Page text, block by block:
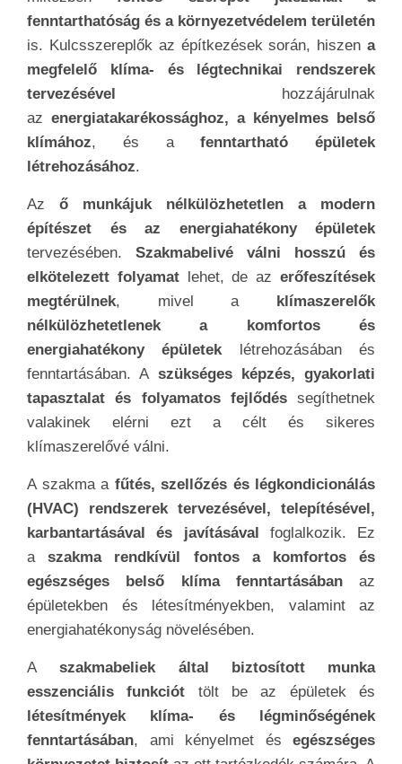
A szakma afűtés, szellőzés és légkondicionálás
(HVAC) rendszerek tervezésével, telepítésével,
karbantartásával és javításávalfoglalkozik. Ez
aszakma rendkívül fontos a komfortos és
egészséges belső klíma fenntartásábanaz
épületekben és létesítményekben, valamint az
energiahatékonyság növelésében.
Aszakmabeliek által biztosított munka
esszenciális funkcióttölt be az épületek és
létesítmények klíma- és légminőségének
fenntartásában, ami kényelmet ésegészséges
környezetet biztosítaz ott tartózkodók számára. A
klímaszerelők munkája nélkülözhetetlen
a
modern életben,különösen a változó időjárási
körülmények és az energiahatékonyság
fontosságának fényében.
Hasonló cikkek,
tartalmak
Klíma Beszerelés Költségek
Klíma Tisztítás Árak
Klíma Telepítés Költségek
A cikket írta: Pócsik Ádám